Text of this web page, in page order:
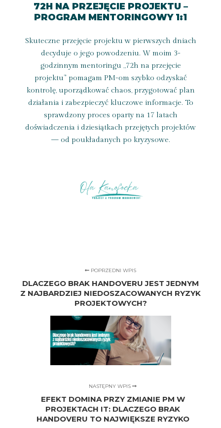
72H NA PRZEJĘCIE PROJEKTU –
PROGRAM MENTORINGOWY 1:1
Skuteczne przejęcie projektu w pierwszych dniach
decyduje o jego powodzeniu. W moim 3-
godzinnym mentoringu „72h na przejęcie
projektu” pomagam PM-om szybko odzyskać
kontrolę, uporządkować chaos, przygotować plan
działania i zabezpieczyć kluczowe informacje. To
sprawdzony proces oparty na 17 latach
doświadczenia i dziesiątkach przejętych projektów
— od poukładanych po kryzysowe.
POPRZEDNI WPIS
DLACZEGO BRAK HANDOVERU JEST JEDNYM
Z NAJBARDZIEJ NIEDOSZACOWANYCH RYZYK
PROJEKTOWYCH?
NASTĘPNY WPIS
EFEKT DOMINA PRZY ZMIANIE PM W
PROJEKTACH IT: DLACZEGO BRAK
HANDOVERU TO NAJWIĘKSZE RYZYKO